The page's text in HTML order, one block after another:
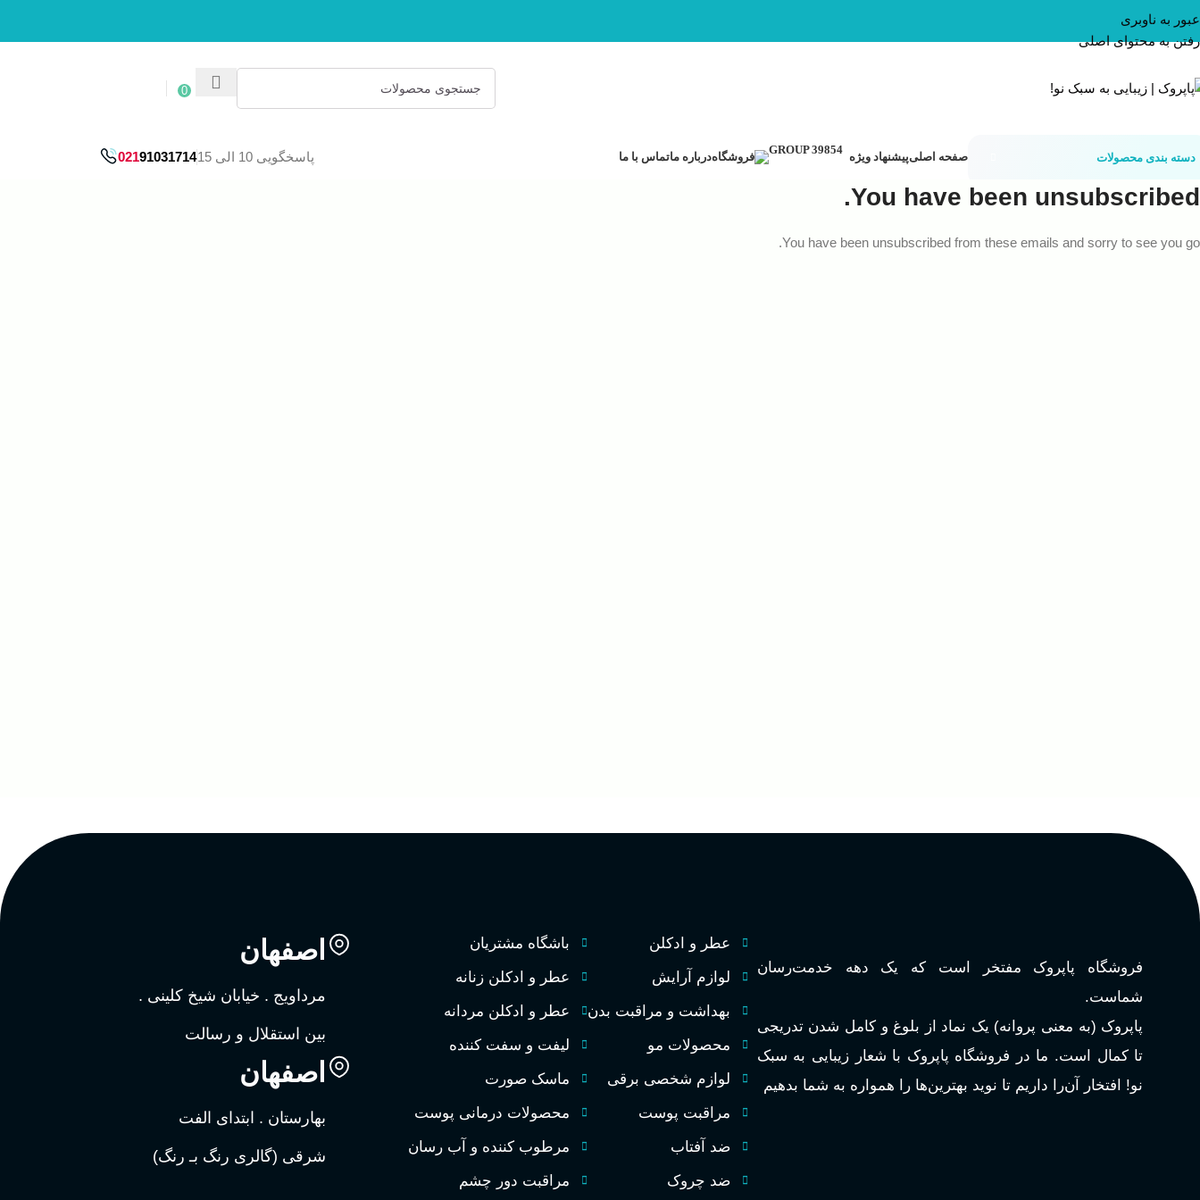
عبور به ناوبری
رفتن به محتوای اصلی
0
دسته بندی محصولات صفحه اصلیپیشنهاد ویژه فروشگاهدرباره ماتماس با ما پاسخگویی 10 الی 15 02191031714
You have been unsubscribed.
You have been unsubscribed from these emails and sorry to see you go.
فروشگاه پاپروک مفتخر است که یک دهه خدمت‌رسان
شماست.
پاپروک (به معنی پروانه) یک نماد از بلوغ و کامل شدن تدریجی
تا کمال است. ما در فروشگاه پاپروک با شعار زیبایی به سبک
نو! افتخار آن‌را داریم تا نوید بهترین‌ها را همواره به شما بدهیم
عطر و ادکلن
لوازم آرایش
بهداشت و مراقبت بدن
محصولات مو
لوازم شخصی برقی
مراقبت پوست
ضد آفتاب
ضد چروک
باشگاه مشتریان
عطر و ادکلن زنانه
عطر و ادکلن مردانه
لیفت و سفت کننده
ماسک صورت
محصولات درمانی پوست
مرطوب کننده و آب رسان
مراقبت دور چشم
اصفهان
مرداویج . خیابان شیخ کلینی .
بین استقلال و رسالت
اصفهان
بهارستان . ابتدای الفت
شرقی (گالری رنگ بـ رنگ)